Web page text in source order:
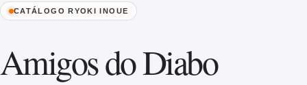
CATÁLOGO RYOKI INOUE
Amigos do Diabo